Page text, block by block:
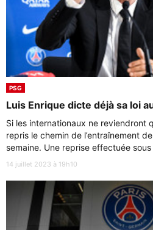
PSG
Luis Enrique dicte déjà sa loi
Si les internationaux ne reviendront
repris le chemin de l’entraînement
semaine. Une reprise effectuée sous
14 juillet 2023 à 19h10